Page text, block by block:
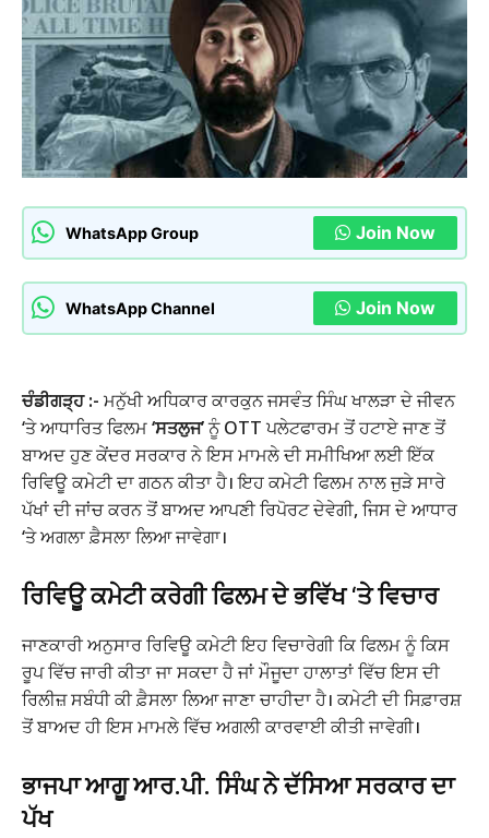
WhatsApp Group Join Now
WhatsApp Channel Join Now
ਚੰਡੀਗੜ੍ਹ :- ਮਨੁੱਖੀ ਅਧਿਕਾਰ ਕਾਰਕੁਨ ਜਸਵੰਤ ਸਿੰਘ ਖਾਲੜਾ ਦੇ ਜੀਵਨ
‘ਤੇ ਆਧਾਰਿਤ ਫਿਲਮ‘ਸਤਲੁਜ’ਨੂੰ OTT ਪਲੇਟਫਾਰਮ ਤੋਂ ਹਟਾਏ ਜਾਣ ਤੋਂ
ਬਾਅਦ ਹੁਣ ਕੇਂਦਰ ਸਰਕਾਰ ਨੇ ਇਸ ਮਾਮਲੇ ਦੀ ਸਮੀਖਿਆ ਲਈ ਇੱਕ
ਰਿਵਿਊ ਕਮੇਟੀ ਦਾ ਗਠਨ ਕੀਤਾ ਹੈ। ਇਹ ਕਮੇਟੀ ਫਿਲਮ ਨਾਲ ਜੁੜੇ ਸਾਰੇ
ਪੱਖਾਂ ਦੀ ਜਾਂਚ ਕਰਨ ਤੋਂ ਬਾਅਦ ਆਪਣੀ ਰਿਪੋਰਟ ਦੇਵੇਗੀ, ਜਿਸ ਦੇ ਆਧਾਰ
‘ਤੇ ਅਗਲਾ ਫ਼ੈਸਲਾ ਲਿਆ ਜਾਵੇਗਾ।
ਰਿਵਿਊ ਕਮੇਟੀ ਕਰੇਗੀ ਫਿਲਮ ਦੇ ਭਵਿੱਖ ‘ਤੇ ਵਿਚਾਰ
ਜਾਣਕਾਰੀ ਅਨੁਸਾਰ ਰਿਵਿਊ ਕਮੇਟੀ ਇਹ ਵਿਚਾਰੇਗੀ ਕਿ ਫਿਲਮ ਨੂੰ ਕਿਸ
ਰੂਪ ਵਿੱਚ ਜਾਰੀ ਕੀਤਾ ਜਾ ਸਕਦਾ ਹੈ ਜਾਂ ਮੌਜੂਦਾ ਹਾਲਾਤਾਂ ਵਿੱਚ ਇਸ ਦੀ
ਰਿਲੀਜ਼ ਸਬੰਧੀ ਕੀ ਫ਼ੈਸਲਾ ਲਿਆ ਜਾਣਾ ਚਾਹੀਦਾ ਹੈ। ਕਮੇਟੀ ਦੀ ਸਿਫ਼ਾਰਸ਼
ਤੋਂ ਬਾਅਦ ਹੀ ਇਸ ਮਾਮਲੇ ਵਿੱਚ ਅਗਲੀ ਕਾਰਵਾਈ ਕੀਤੀ ਜਾਵੇਗੀ।
ਭਾਜਪਾ ਆਗੂ ਆਰ.ਪੀ. ਸਿੰਘ ਨੇ ਦੱਸਿਆ ਸਰਕਾਰ ਦਾ
ਪੱਖ